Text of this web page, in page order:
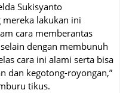
Sukisyanto
lakukan ini
cara memberantas
dengan membunuh
cara ini alami serta bisa
dan kegotong-royongan,”
tikus.